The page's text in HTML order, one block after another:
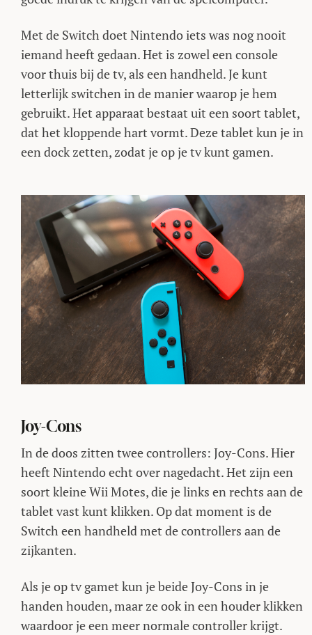
Met de Switch doet Nintendo iets was nog nooit
iemand heeft gedaan. Het is zowel een console
voor thuis bij de tv, als een handheld. Je kunt
letterlijk switchen in de manier waarop je hem
gebruikt. Het apparaat bestaat uit een soort tablet,
dat het kloppende hart vormt. Deze tablet kun je in
een dock zetten, zodat je op je tv kunt gamen.
Joy-Cons
In de doos zitten twee controllers: Joy-Cons. Hier
heeft Nintendo echt over nagedacht. Het zijn een
soort kleine Wii Motes, die je links en rechts aan de
tablet vast kunt klikken. Op dat moment is de
Switch een handheld met de controllers aan de
zijkanten.
Als je op tv gamet kun je beide Joy-Cons in je
handen houden, maar ze ook in een houder klikken
waardoor je een meer normale controller krijgt.